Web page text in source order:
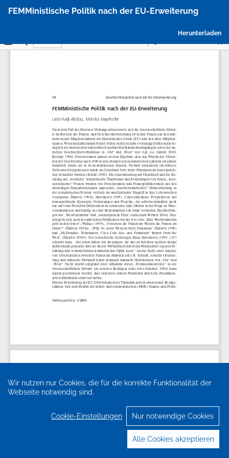
Wir nutzen nur Cookies, die für die korrekte Funktionalität der
Webseite notwendig sind.
Cookie-Einstellungen Nur notwendige Cookies
Alle Cookies akzeptieren
Artikeldetails
FEMMinistische Politik nach der EU-Erweiterung
Herunterladen